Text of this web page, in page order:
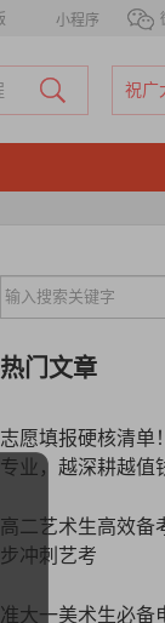
小程序
祝广
热门文章
志愿填报硬核清单
专业，越深耕越值
高二艺术生高效备
步冲刺艺考
准大一美术生必备